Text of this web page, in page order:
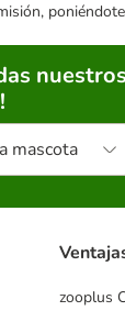
mascota
zooplus